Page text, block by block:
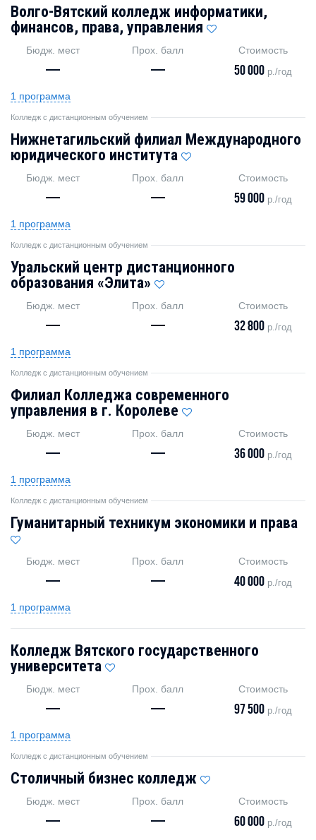
Волго-Вятский колледж информатики,
финансов, права, управления
Бюдж. мест
—
Прох. балл
—
Стоимость
50 000 р./год
1 программа
Колледж с дистанционным обучением
Нижнетагильский филиал Международного
юридического института
Бюдж. мест
—
Прох. балл
—
Стоимость
59 000 р./год
1 программа
Колледж с дистанционным обучением
Уральский центр дистанционного
образования «Элита»
Бюдж. мест
—
Прох. балл
—
Стоимость
32 800 р./год
1 программа
Колледж с дистанционным обучением
Филиал Колледжа современного
управления в г. Королеве
Бюдж. мест
—
Прох. балл
—
Стоимость
36 000 р./год
1 программа
Колледж с дистанционным обучением
Гуманитарный техникум экономики и права
Бюдж. мест
—
Прох. балл
—
Стоимость
40 000 р./год
1 программа
Колледж Вятского государственного
университета
Бюдж. мест
—
Прох. балл
—
Стоимость
97 500 р./год
1 программа
Колледж с дистанционным обучением
Столичный бизнес колледж
Бюдж. мест
—
Прох. балл
—
Стоимость
60 000 р./год